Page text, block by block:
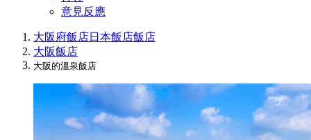
意見反應
大阪府飯店日本飯店飯店
大阪飯店
大阪的溫泉飯店